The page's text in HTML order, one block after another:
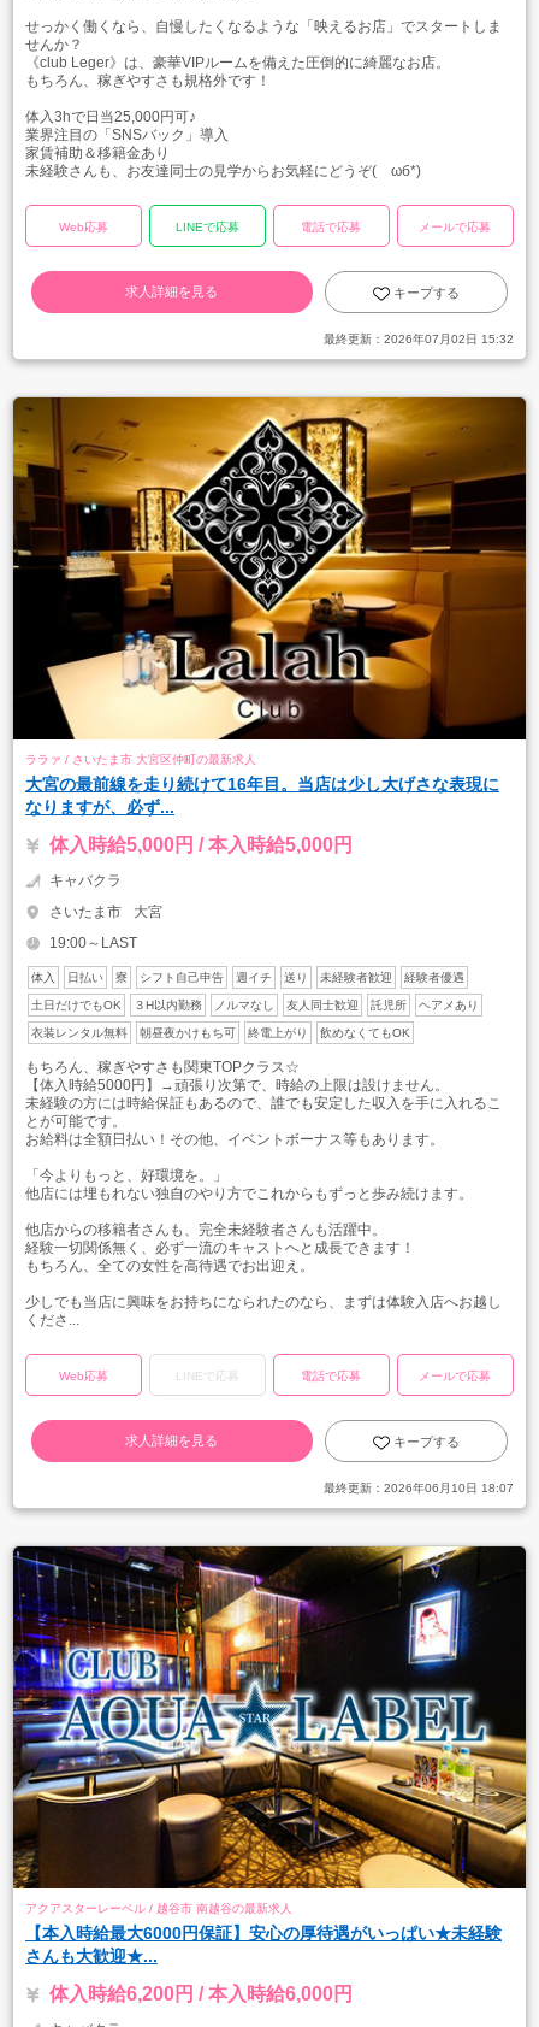
せっかく働くなら、自慢したくなるような「映えるお店」でスタートしま
せんか？
《club Leger》は、豪華VIPルームを備えた圧倒的に綺麗なお店。
もちろん、稼ぎやすさも規格外です！
体入3hで日当25,000円可♪
業界注目の「SNSバック」導入
家賃補助＆移籍金あり
未経験さんも、お友達同士の見学からお気軽にどうぞ(ゝωб*)
Web応募 LINEで応募 電話で応募 メールで応募
求人詳細を見る キープする
最終更新： 2026年07月02日 15:32
ララァ / さいたま市 大宮区仲町の最新求人
大宮の最前線を走り続けて16年目。当店は少し大げさな表現に
なりますが、必ず...
体入時給5,000円 / 本入時給5,000円
キャバクラ
さいたま市
大宮
19:00～LAST
体入 日払い 寮 シフト自己申告 週イチ 送り 未経験者歓迎 経験者優遇
土日だけでもOK ３H以内勤務 ノルマなし 友人同士歓迎 託児所 ヘアメあり
衣装レンタル無料 朝昼夜かけもち可 終電上がり 飲めなくてもOK
もちろん、稼ぎやすさも関東TOPクラス☆
【体入時給5000円】→頑張り次第で、時給の上限は設けません。
未経験の方には時給保証もあるので、誰でも安定した収入を手に入れるこ
とが可能です。
お給料は全額日払い！その他、イベントボーナス等もあります。
「今よりもっと、好環境を。」
他店には埋もれない独自のやり方でこれからもずっと歩み続けます。
他店からの移籍者さんも、完全未経験者さんも活躍中。
経験一切関係無く、必ず一流のキャストへと成長できます！
もちろん、全ての女性を高待遇でお出迎え。
少しでも当店に興味をお持ちになられたのなら、まずは体験入店へお越し
くださ...
Web応募 LINEで応募 電話で応募 メールで応募
求人詳細を見る キープする
最終更新： 2026年06月10日 18:07
アクアスターレーベル / 越谷市 南越谷の最新求人
【本入時給最大6000円保証】安心の厚待遇がいっぱい★未経験
さんも大歓迎★...
体入時給6,200円 / 本入時給6,000円